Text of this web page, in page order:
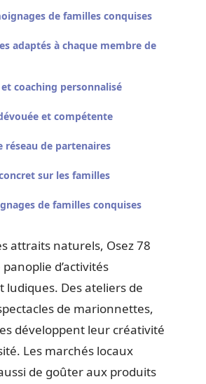
de familles conquises
adaptés à chaque membre de
coaching personnalisé
et compétente
réseau de partenaires
sur les familles
de familles conquises
attraits naturels, Osez 78
d’activités
ludiques. Des ateliers de
de marionnettes,
développent leur créativité
Les marchés locaux
de goûter aux produits